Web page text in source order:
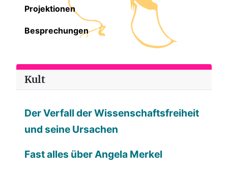
Projektionen
Besprechungen
Kult
Der Verfall der Wissenschaftsfreiheit
und seine Ursachen
Fast alles über Angela Merkel